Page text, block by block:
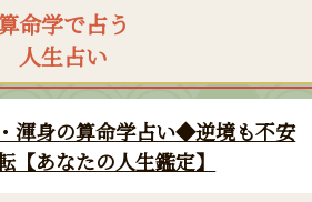
命学で占う
人生占い
渾身の算命学占い◆逆境も不安
【あなたの人生鑑定】